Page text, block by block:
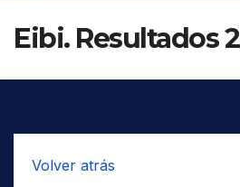
Eibi. Resultados 2
Volver atrás